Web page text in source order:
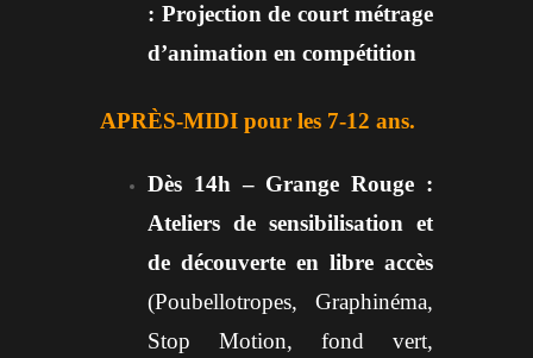
: Projection de court métrage
d’animation en compétition
APRÈS-MIDI pour les 7-12 ans.
Dès 14h – Grange Rouge :
Ateliers de sensibilisation et
de découverte en libre accès
(Poubellotropes, Graphinéma,
Stop Motion, fond vert,